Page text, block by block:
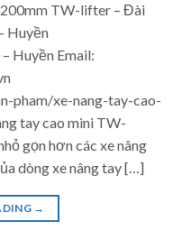
TW-lifter – Đài
Huyền
Huyền Email:
pham/xe-nang-tay-cao-
tay cao mini TW-
gọn hơn các xe nâng
dòng xe nâng tay […]
→